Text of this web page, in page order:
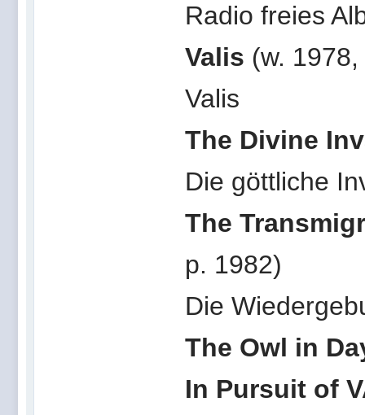
Radio freies
Valis (w.
Valis
The Divine
Die göttliche
The
p. 1982)
Die
The Owl in
In Pursuit of